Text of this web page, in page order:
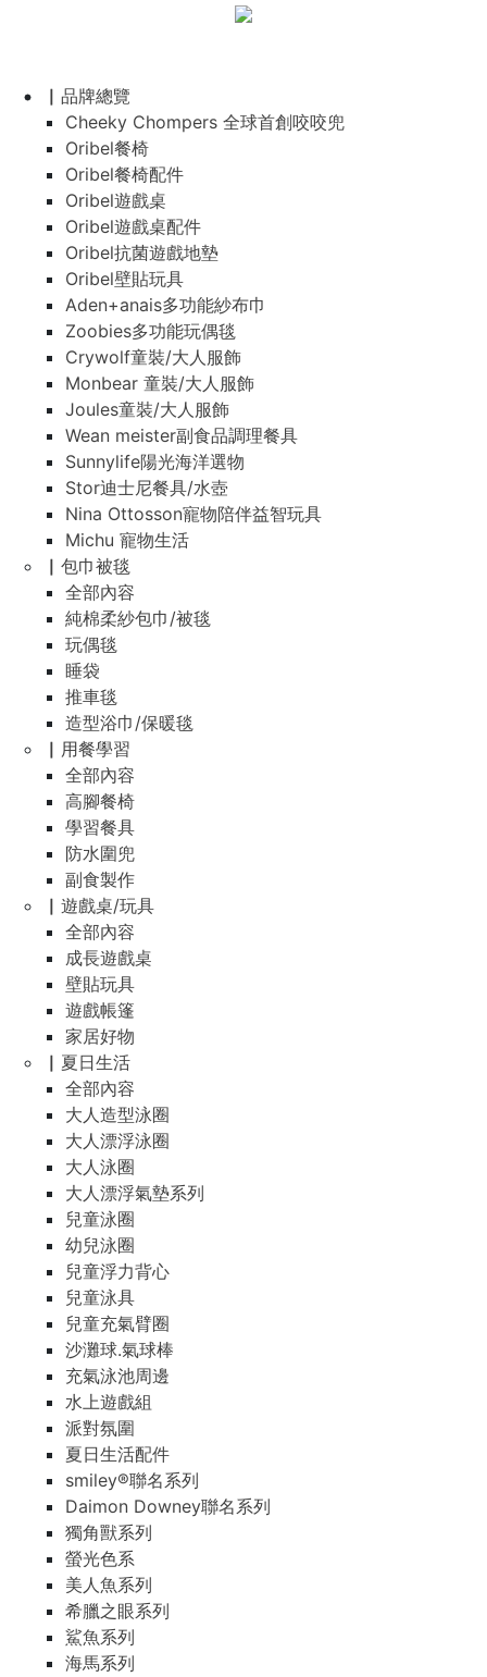
▏品牌總覽
Cheeky Chompers 全球首創咬咬兜
Oribel餐椅
Oribel餐椅配件
Oribel遊戲桌
Oribel遊戲桌配件
Oribel抗菌遊戲地墊
Oribel壁貼玩具
Aden+anais多功能紗布巾
Zoobies多功能玩偶毯
Crywolf童裝/大人服飾
Monbear 童裝/大人服飾
Joules童裝/大人服飾
Wean meister副食品調理餐具
Sunnylife陽光海洋選物
Stor迪士尼餐具/水壺
Nina Ottosson寵物陪伴益智玩具
Michu 寵物生活
▏包巾被毯
全部內容
純棉柔紗包巾/被毯
玩偶毯
睡袋
推車毯
造型浴巾/保暖毯
▏用餐學習
全部內容
高腳餐椅
學習餐具
防水圍兜
副食製作
▏遊戲桌/玩具
全部內容
成長遊戲桌
壁貼玩具
遊戲帳篷
家居好物
▏夏日生活
全部內容
大人造型泳圈
大人漂浮泳圈
大人泳圈
大人漂浮氣墊系列
兒童泳圈
幼兒泳圈
兒童浮力背心
兒童泳具
兒童充氣臂圈
沙灘球.氣球棒
充氣泳池周邊
水上遊戲組
派對氛圍
夏日生活配件
smiley®聯名系列
Daimon Downey聯名系列
獨角獸系列
螢光色系
美人魚系列
希臘之眼系列
鯊魚系列
海馬系列